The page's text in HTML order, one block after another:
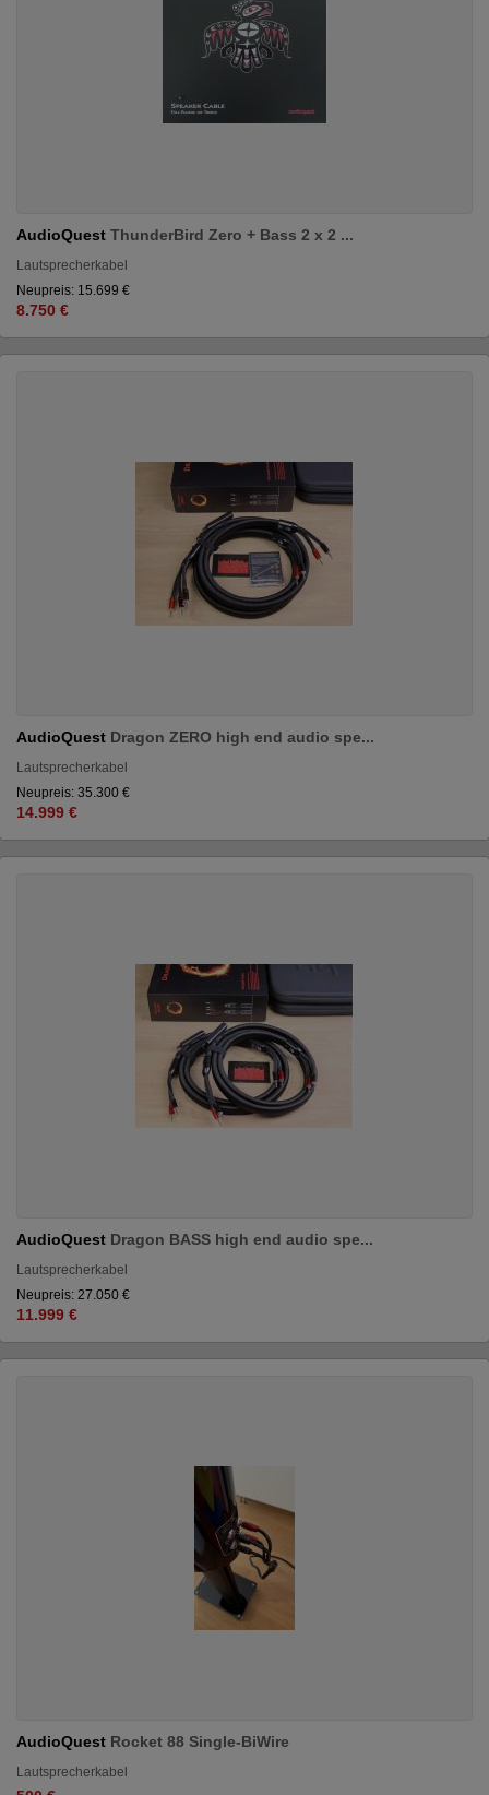
AudioQuest ThunderBird Zero + Bass 2 x 2 ...
Lautsprecherkabel
Neupreis: 15.699 €
8.750 €
AudioQuest Dragon ZERO high end audio spe...
Lautsprecherkabel
Neupreis: 35.300 €
14.999 €
AudioQuest Dragon BASS high end audio spe...
Lautsprecherkabel
Neupreis: 27.050 €
11.999 €
AudioQuest Rocket 88 Single-BiWire
Lautsprecherkabel